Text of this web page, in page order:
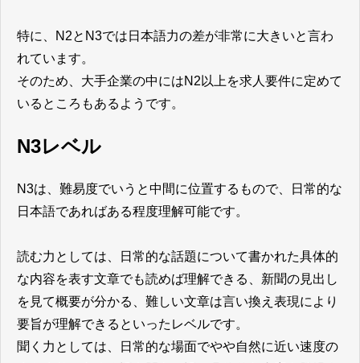
特に、N2とN3では日本語力の差が非常に大きいと言わ
れています。
そのため、大手企業の中にはN2以上を求人要件に定めて
いるところもあるようです。
N3レベル
N3は、難易度でいうと中間に位置するもので、日常的な
日本語であればある程度理解可能です。
読む力としては、日常的な話題について書かれた具体的
な内容を表す文章でも読めば理解できる、新聞の見出し
を見て概要が分かる、難しい文章は言い換え表現により
要旨が理解できるといったレベルです。
聞く力としては、日常的な場面でやや自然に近い速度の